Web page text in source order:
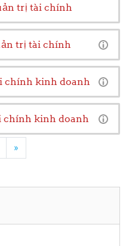
trị tài chính
trị tài chính
chính kinh doanh
chính kinh doanh
»Next page